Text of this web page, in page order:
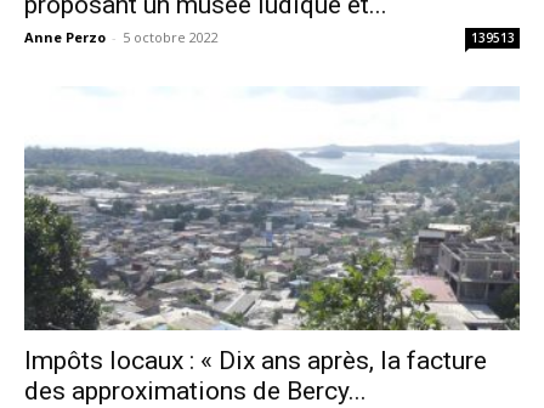
Anne Perzo - 5 octobre 2022 139513
Impôts locaux : « Dix ans après, la facture
des approximations de Bercy...